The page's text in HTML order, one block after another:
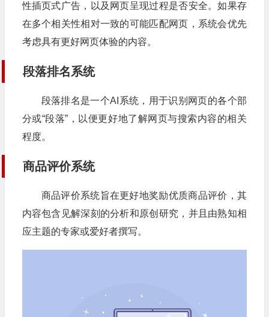
性插页式广告，以及网页呈现过程是否安全。如果存
在多个相关性相对一致的可能匹配网页，系统会优先
考虑具有更好网页体验的内容。
段落排名系统
段落排名是一个AI系统，用于识别网页的各个部
分或“段落”，以便更好地了解网页与搜索内容的相关
程度。
商品评价系统
商品评价系统旨在更好地奖励优质商品评价，其
内容包含见解深刻的分析和原创研究，并且由熟知相
应主题的专家或爱好者撰写。